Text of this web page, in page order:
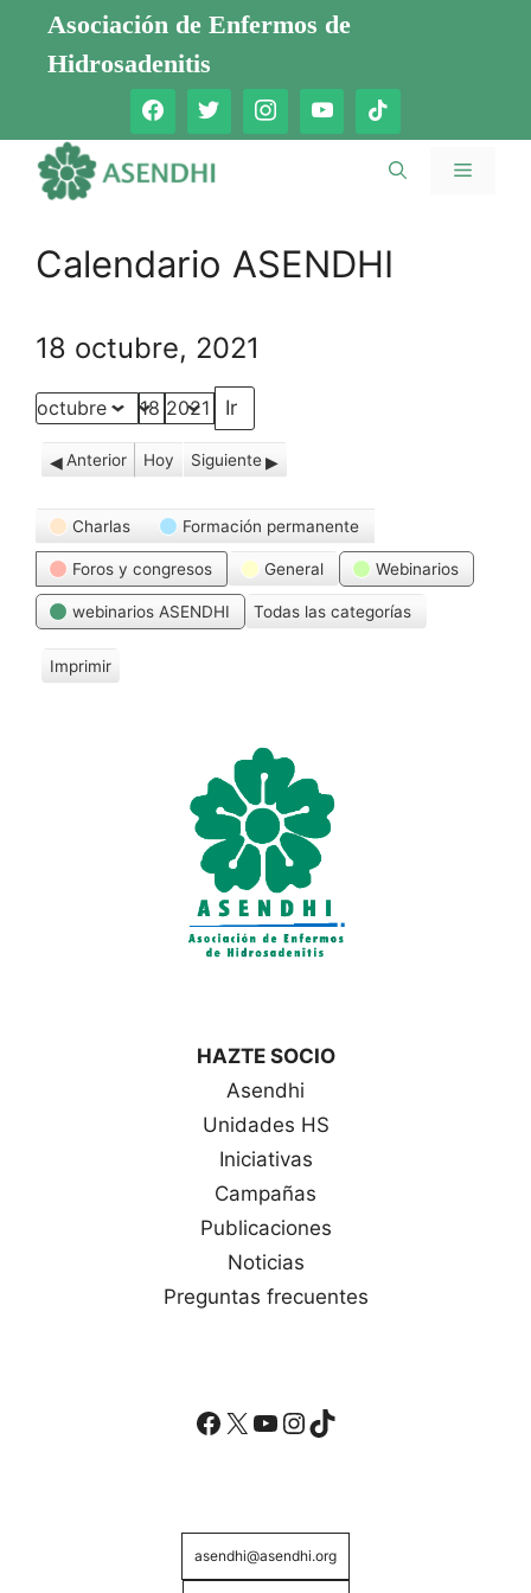
Saltar
contenido
Asociación de Enfermos de
Hidrosadenitis
Menú
Calendario ASENDHI
18 octubre, 2021
Mes
Día
Año
Anterior Hoy Siguiente
Categorías
Charlas Formación permanente
Foros y congresos General Webinarios
webinarios ASENDHI Todas las categorías
Imprimir
V
HAZTE SOCIO
Asendhi
Unidades HS
Iniciativas
Campañas
Publicaciones
Noticias
Preguntas frecuentes
Facebook
X YouTube
Instagram
TikTok
asendhi@asendhi.org